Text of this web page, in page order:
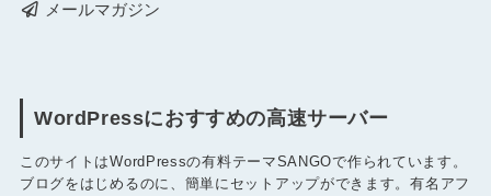
メールマガジン
WordPressにおすすめの高速サーバー
このサイトはWordPressの有料テーマSANGOで作られています。
ブログをはじめるのに、簡単にセットアップができます。有名アフ